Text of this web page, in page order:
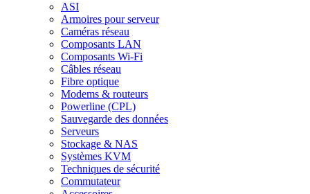
ASI
Armoires pour serveur
Caméras réseau
Composants LAN
Composants Wi-Fi
Câbles réseau
Fibre optique
Modems & routeurs
Powerline (CPL)
Sauvegarde des données
Serveurs
Stockage & NAS
Systèmes KVM
Techniques de sécurité
Commutateur